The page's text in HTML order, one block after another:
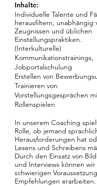
Inhalte:
Individuelle Talente und
herausfiltern, unabhängig
Zeugnissen und üblichen
Einstellungspraktiken.
(Interkulturelle)
Kommunikationstrainings,
Jobportalschulung
Erstellen von
Trainieren von
Vorstellungsgesprächen
Rollenspielen
In unserem Coaching
Rolle, ob jemand
Herausforderungen hat
Lesens und Schreibens
Durch den Einsatz von
und Interviews können
schwierigen
Empfehlungen erarbeiten.